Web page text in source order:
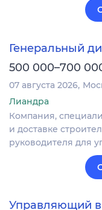
Генеральный
500 000–700
07 августа 2026
Лиандра
Компания,
и доставке
руководителя для
Управляющий в